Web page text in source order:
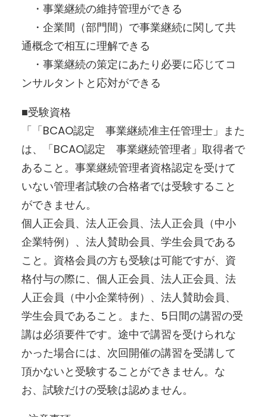
・事業継続の維持管理ができる
・企業間（部門間）で事業継続に関して共
通概念で相互に理解できる
・事業継続の策定にあたり必要に応じてコ
ンサルタントと応対ができる
■受験資格
「「BCAO認定 事業継続准主任管理士」また
は、「BCAO認定 事業継続管理者」取得者で
あること。事業継続管理者資格認定を受けて
いない管理者試験の合格者では受験すること
ができません。
個人正会員、法人正会員、法人正会員（中小
企業特例）、法人賛助会員、学生会員である
こと。資格会員の方も受験は可能ですが、資
格付与の際に、個人正会員、法人正会員、法
人正会員（中小企業特例）、法人賛助会員、
学生会員であること。また、5日間の講習の受
講は必須要件です。途中で講習を受けられな
かった場合には、次回開催の講習を受講して
頂かないと受験することができません。な
お、試験だけの受験は認めません。